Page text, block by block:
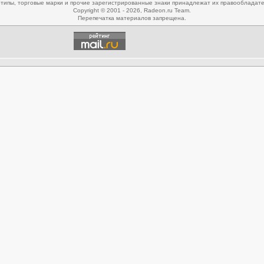
торговые марки и прочие зарегистрированные знаки принадлежат их
Copyright © 2001 - 2026, Radeon.ru Team.
Перепечатка материалов запрещена.